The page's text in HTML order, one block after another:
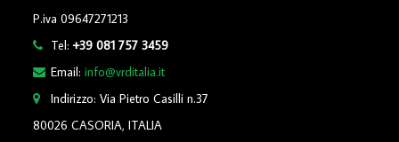
P.iva 09647271213
Tel:+39 081 757 3459
Email:info@vrditalia.it
Indirizzo: Via Pietro Casilli n.37
80026 CASORIA, ITALIA